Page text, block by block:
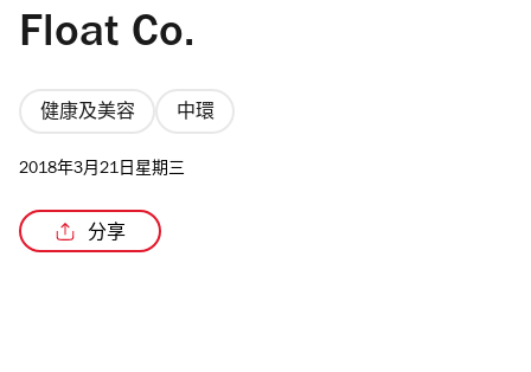
Float Co.
健康及美容 中環
2018年3月21日星期三
分享